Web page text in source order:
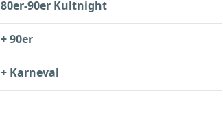
80er-90er Kultnight
+ 90er
+ Karneval